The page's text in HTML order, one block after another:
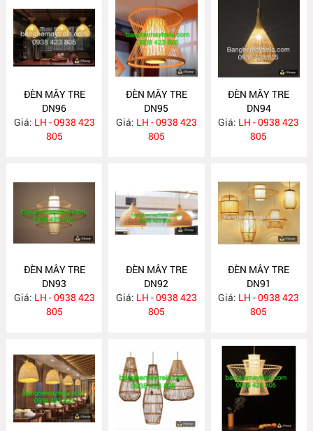
ĐÈN MÂY TRE
DN96
Giá: LH - 0938 423
805
ĐÈN MÂY TRE
DN95
Giá: LH - 0938 423
805
ĐÈN MÂY TRE
DN94
Giá: LH - 0938 423
805
ĐÈN MÂY TRE
DN93
Giá: LH - 0938 423
805
ĐÈN MÂY TRE
DN92
Giá: LH - 0938 423
805
ĐÈN MÂY TRE
DN91
Giá: LH - 0938 423
805